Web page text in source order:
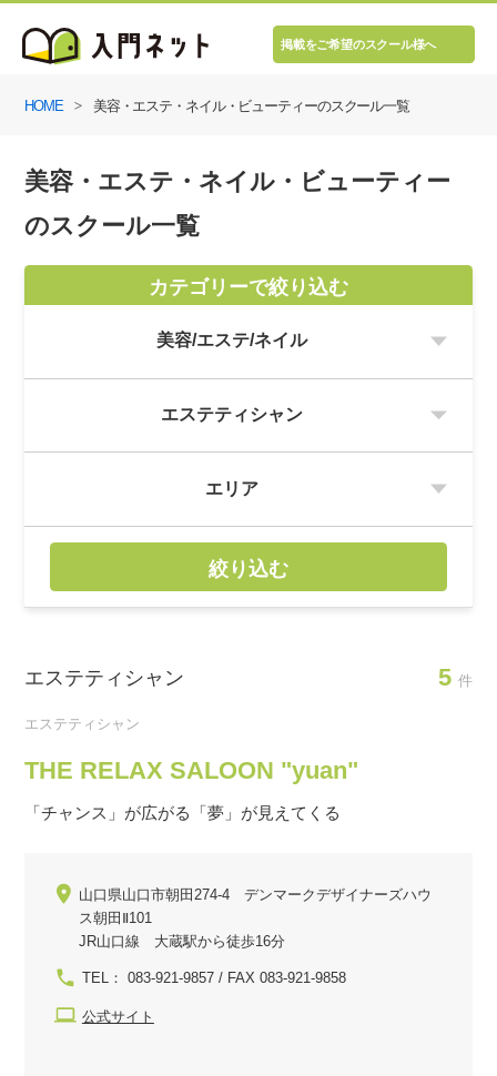
掲載をご希望のスクール様へ
HOME 美容・エステ・ネイル・ビューティーのスクール一覧
美容・エステ・ネイル・ビューティー
のスクール一覧
カテゴリーで絞り込む
絞り込む
エステティシャン 5 件
エステティシャン
THE RELAX SALOON "yuan"
「チャンス」が広がる「夢」が見えてくる
山口県山口市朝田274-4 デンマークデザイナーズハウ
ス朝田Ⅱ101
JR山口線 大蔵駅から徒歩16分
TEL： 083-921-9857 / FAX 083-921-9858
公式サイト